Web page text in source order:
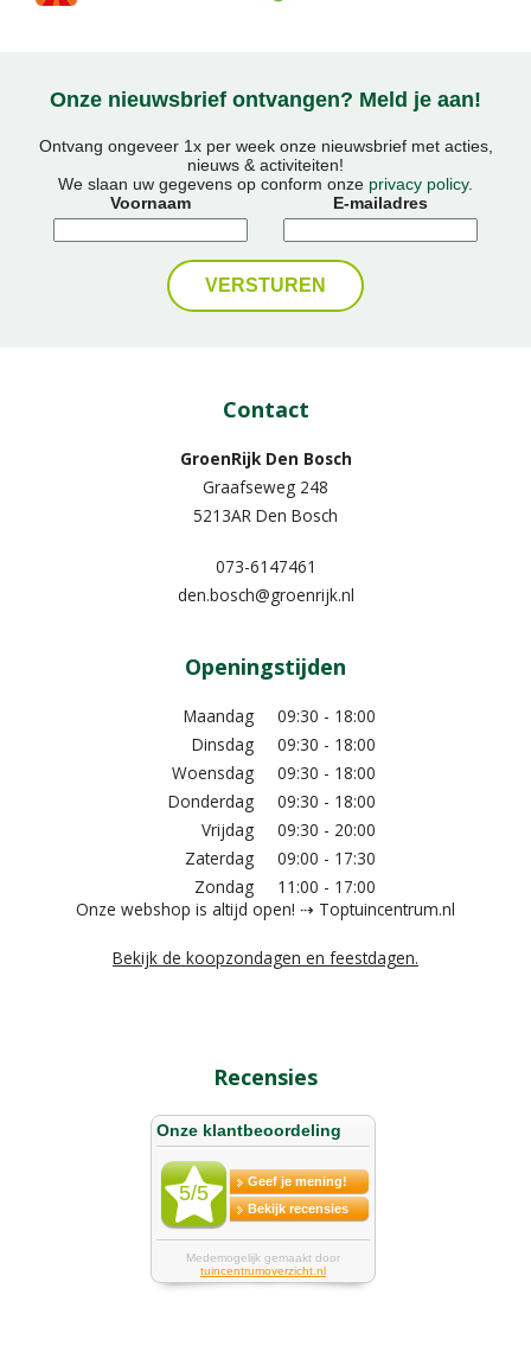
Onze nieuwsbrief ontvangen? Meld je aan!
Ontvang ongeveer 1x per week onze nieuwsbrief met acties,
nieuws & activiteiten!
We slaan uw gegevens op conform onze privacy policy.
Voornaam
E-mailadres
Contact
GroenRijk Den Bosch
Graafseweg 248
5213AR Den Bosch
073-6147461
den.bosch@groenrijk.nl
Openingstijden
Maandag
09:30 - 18:00
Dinsdag
09:30 - 18:00
Woensdag
09:30 - 18:00
Donderdag
09:30 - 18:00
Vrijdag
09:30 - 20:00
Zaterdag
09:00 - 17:30
Zondag
11:00 - 17:00
Onze webshop is altijd open! ⇢ Toptuincentrum.nl
Bekijk de koopzondagen en feestdagen.
Recensies